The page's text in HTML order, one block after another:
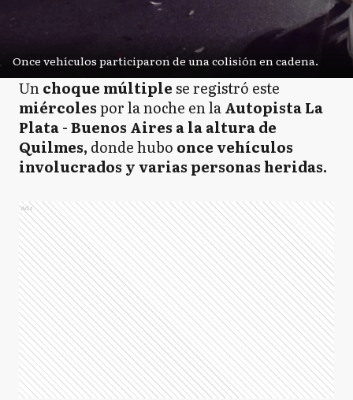
Once vehículos participaron de una colisión en cadena.
Unchoque múltiplese registró este
miércolespor la noche en laAutopista La
Plata - Buenos Aires a la altura de
Quilmes, donde hubo once vehículos
involucrados y varias personas heridas.
Ads